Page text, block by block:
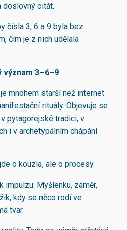
doslovný citát.
čísla 3, 6 a 9 byla bez
čím je z nich udělala
význam 3–6–9
mnohem starší než internet
rituály. Objevuje se
pytagorejské tradici, v
i v archetypálním chápání
o kouzla, ale o procesy.
impulzu. Myšlenku, záměr,
kdy se něco rodí ve
tvar.